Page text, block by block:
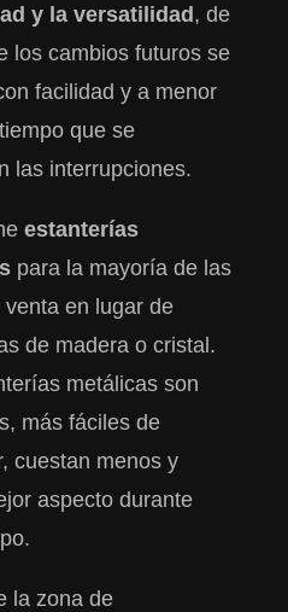
y la versatilidad, de
los cambios futuros se
facilidad y a menor
que se
las interrupciones.
estanterías
para la mayoría de las
venta en lugar de
de madera o cristal.
metálicas son
más fáciles de
cuestan menos y
aspecto durante
la zona de